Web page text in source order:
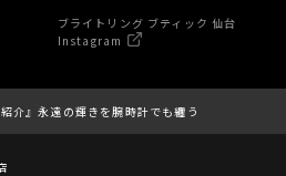
ブライトリング ブティック 仙台
Instagram
紹介』永遠の輝きを腕時計でも纏う